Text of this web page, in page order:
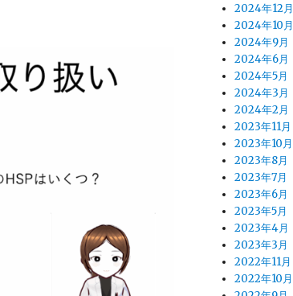
2024年12月
2024年10月
2024年9月
2024年6月
2024年5月
2024年3月
2024年2月
2023年11月
2023年10月
2023年8月
2023年7月
2023年6月
2023年5月
2023年4月
2023年3月
2022年11月
2022年10月